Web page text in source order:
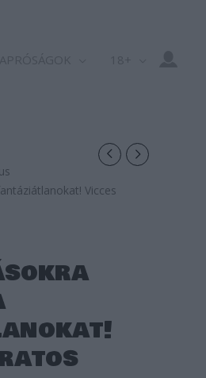
Vicces